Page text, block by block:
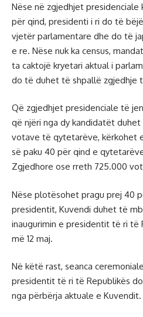
Nëse në zgjedhjet presidenciale
për qind, presidenti i ri do të
vjetër parlamentare dhe do të
e re. Nëse nuk ka census,
ta caktojë kryetari aktual i
do të duhet të shpallë zgjedhje
Që zgjedhjet presidenciale të
që njëri nga dy kandidatët
votave të qytetarëve, kërkohet
së paku 40 për qind e
Zgjedhore ose rreth 725.000
Nëse plotësohet pragu prej 40
presidentit, Kuvendi duhet të
inaugurimin e presidentit të ri të
më 12 maj.
Në këtë rast, seanca
presidentit të ri të Republikës
nga përbërja aktuale e Kuvendit.